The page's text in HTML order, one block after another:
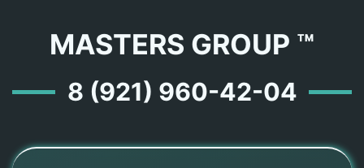
MASTERS GROUP ™
8 (921) 960-42-04